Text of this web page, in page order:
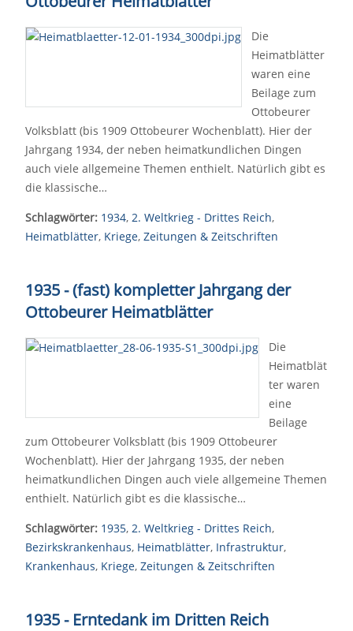
Die
Heimatblätter
waren eine
Beilage zum
Ottobeurer
Volksblatt (bis 1909 Ottobeurer Wochenblatt). Hier der
Jahrgang 1934, der neben heimatkundlichen Dingen
auch viele allgemeine Themen enthielt. Natürlich gibt es
die klassische…
Schlagwörter: 1934, 2. Weltkrieg - Drittes Reich,
Heimatblätter, Kriege, Zeitungen & Zeitschriften
1935 - (fast) kompletter Jahrgang der
Ottobeurer Heimatblätter
Die
Heimatblät
ter waren
eine
Beilage
zum Ottobeurer Volksblatt (bis 1909 Ottobeurer
Wochenblatt). Hier der Jahrgang 1935, der neben
heimatkundlichen Dingen auch viele allgemeine Themen
enthielt. Natürlich gibt es die klassische…
Schlagwörter: 1935, 2. Weltkrieg - Drittes Reich,
Bezirkskrankenhaus, Heimatblätter, Infrastruktur,
Krankenhaus, Kriege, Zeitungen & Zeitschriften
1935 - Erntedank im Dritten Reich